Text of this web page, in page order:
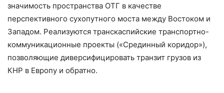
значимость пространства ОТГ в качестве
перспективного сухопутного моста между Востоком и
Западом. Реализуются транскаспийские транспортно-
коммуникационные проекты («Срединный коридор»),
позволяющие диверсифицировать транзит грузов из
КНР в Европу и обратно.